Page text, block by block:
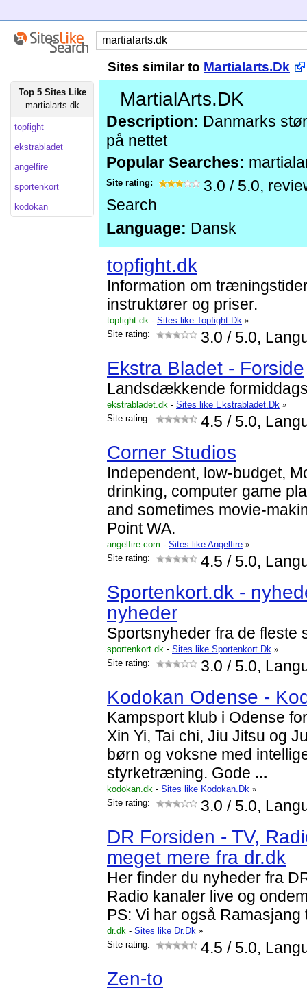
Sites similar to Martialarts.Dk
Top 5 Sites Like
martialarts.dk
topfight
ekstrabladet
angelfire
sportenkort
kodokan
MartialArts.DK
Description: Danmarks
på nettet
Popular Searches:
Site rating: 3.0 / 5.0,
Search
Language: Dansk
topfight.dk
Information om
instruktører og priser.
topfight.dk - Sites like Topfight.Dk »
Site rating:
3.0 / 5.0,
Ekstra Bladet - Forside
Landsdækkende
ekstrabladet.dk - Sites like Ekstrabladet.Dk »
Site rating:
4.5 / 5.0,
Corner Studios
Independent, low-budget,
drinking, computer game
and sometimes movie-
Point WA.
angelfire.com - Sites like Angelfire »
Site rating:
4.5 / 5.0,
Sportenkort.dk -
nyheder
Sportsnyheder fra de fleste
sportenkort.dk - Sites like Sportenkort.Dk »
Site rating:
3.0 / 5.0,
Kodokan Odense -
Kampsport klub i Odense
Xin Yi, Tai chi, Jiu Jitsu og
børn og voksne med
styrketræning. Gode ...
kodokan.dk - Sites like Kodokan.Dk »
Site rating:
3.0 / 5.0,
DR Forsiden - TV,
meget mere fra dr.dk
Her finder du nyheder fra
Radio kanaler live og
PS: Vi har også Ramasjang
dr.dk - Sites like Dr.Dk »
Site rating:
4.5 / 5.0,
Zen-to